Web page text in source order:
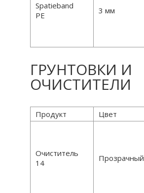
Spatieband
PE
3 мм
ГРУНТОВКИ И
ОЧИСТИТЕЛИ
Продукт Цвет
Очиститель
14
Прозрачный